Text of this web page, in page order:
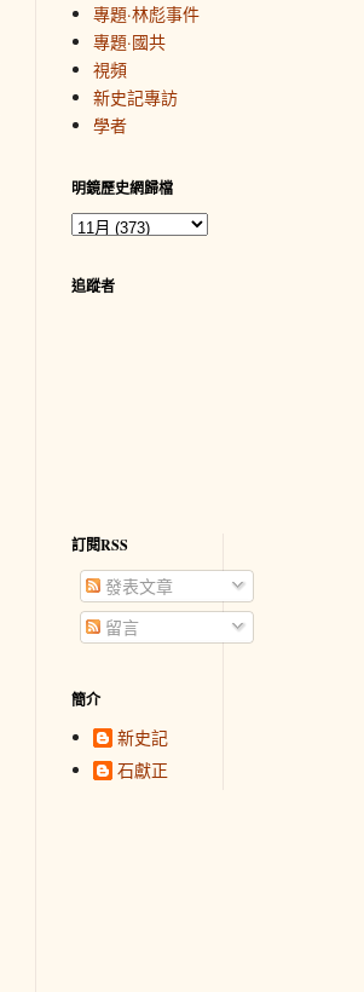
專題·林彪事件
專題·國共
視頻
新史記專訪
學者
明鏡歷史網歸檔
追蹤者
訂閱RSS
發表文章
留言
簡介
新史記
石獻正